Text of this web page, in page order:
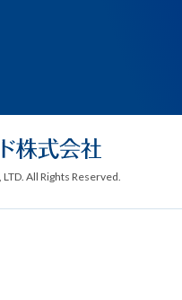
All Rights Reserved.